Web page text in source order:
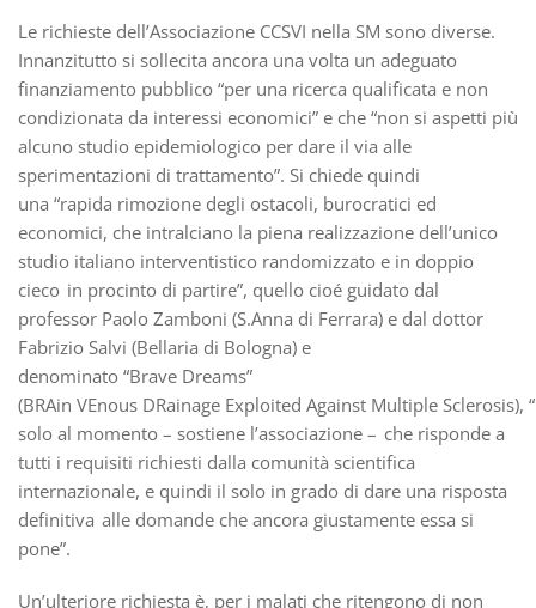
Le richieste dell’Associazione CCSVI nella SM sono diverse.
Innanzitutto si sollecita ancora una volta un adeguato
finanziamento pubblico “per una ricerca qualificata e non
condizionata da interessi economici” e che “non si aspetti più
alcuno studio epidemiologico per dare il via alle
sperimentazioni di trattamento”. Si chiede quindi
una “rapida rimozione degli ostacoli, burocratici ed
economici, che intralciano la piena realizzazione dell’unico
studio italiano interventistico randomizzato e in doppio
cieco in procinto di partire”, quello cioé guidato dal
professor Paolo Zamboni (S.Anna di Ferrara) e dal dottor
Fabrizio Salvi (Bellaria di Bologna) e
denominato “Brave Dreams”
(BRAin VEnous DRainage Exploited Against Multiple Sclerosis),
solo al momento – sostiene l’associazione – che risponde a
tutti i requisiti richiesti dalla comunità scientifica
internazionale, e quindi il solo in grado di dare una risposta
definitiva alle domande che ancora giustamente essa si
pone”.
Un’ulteriore richiesta è, per i malati che ritengono di non